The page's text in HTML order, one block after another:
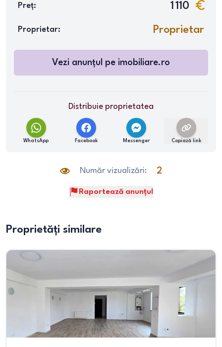
Preț: 1 110
Proprietar: Proprietar
Vezi anunțul pe imobiliare.ro
Distribuie proprietatea
WhatsApp Facebook Messenger Copiază link
Număr vizualizări: 2
Raportează anunțul
Proprietăți similare